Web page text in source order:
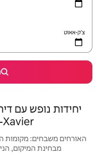
יחידות נופש עם דירוג גבוה בLac-Saint-
האלה מקבלים דירוג גבוה
וקריטריונים נוספים.